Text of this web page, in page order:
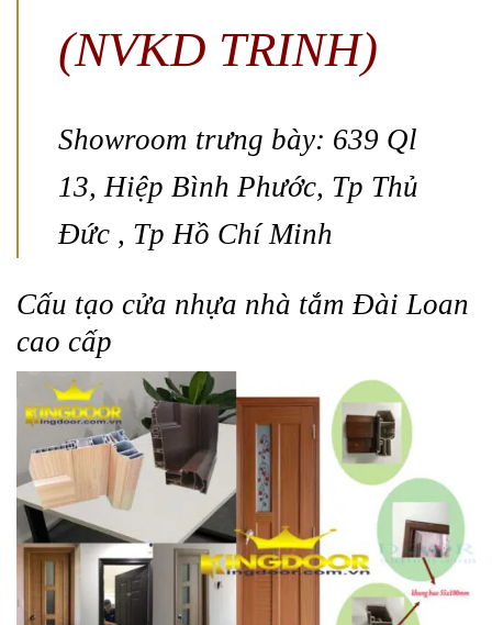
(NVKD TRINH)
Showroom trưng bày: 639 Ql
13, Hiệp Bình Phước, Tp Thủ
Đức , Tp Hồ Chí Minh
Cấu tạo cửa nhựa nhà tắm Đài Loan
cao cấp